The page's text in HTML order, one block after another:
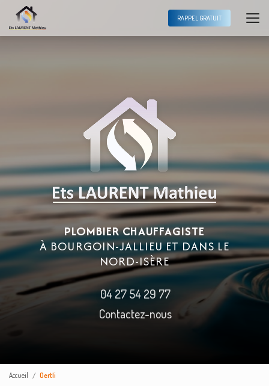
contenu
RAPPEL GRATUIT
PLOMBIER CHAUFFAGISTE
À BOURGOIN-JALLIEU ET DANS LE
NORD-ISÈRE
04 27 54 29 77
Contactez-nous
Accueil Oertli